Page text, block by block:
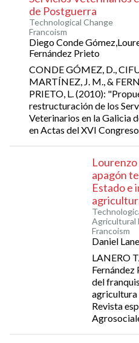
de Postguerra
Technological Change
Francoism
Diego Conde
Fernández Prieto
CONDE GÓMEZ, D.,
MARTÍNEZ, J. M., &
PRIETO, L. (2010):
restructuración de los
Veterinarios en la Galicia
en Actas del XVI
apagón
Estado e
Agricultural
Francoism
Daniel
LANERO
del
agricultura
Revista